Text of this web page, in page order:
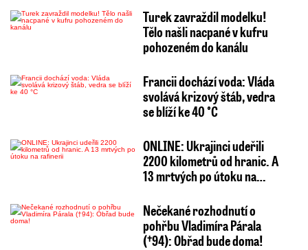
Turek zavraždil modelku!
Tělo našli nacpané v kufru
pohozeném do kanálu
Francii dochází voda: Vláda
svolává krizový štáb, vedra
se blíží ke 40 °C
ONLINE: Ukrajinci udeřili
2200 kilometrů od hranic. A
13 mrtvých po útoku na…
Nečekané rozhodnutí o
pohřbu Vladimíra Párala
(†94): Obřad bude doma!